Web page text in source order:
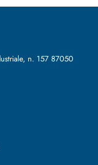
n. 157 87050